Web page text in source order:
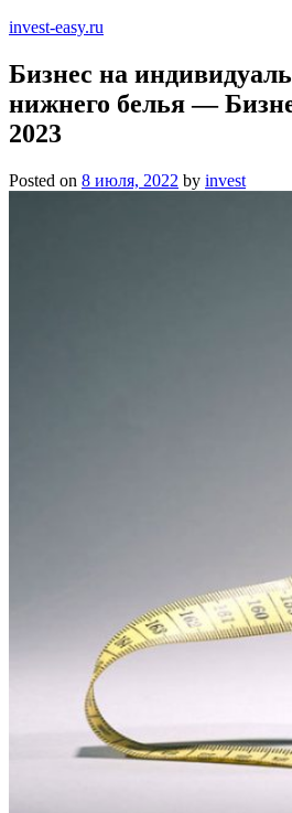
invest-easy.ru
Бизнес на
нижнего белья —
2023
Posted on 8 июля, 2022 by invest